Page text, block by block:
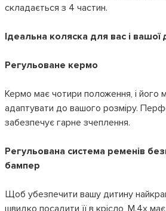
складається з 4 частин.
Ідеальна коляска для вас і вашої
Регульоване кермо
Кермо має чотири положення, і його
адаптувати до вашого розміру.
забезпечує гарне зчеплення.
Регульована система ременів
бампер
Щоб убезпечити вашу дитину
швидко посадити її в крісло, M.4x